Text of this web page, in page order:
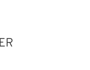
zum